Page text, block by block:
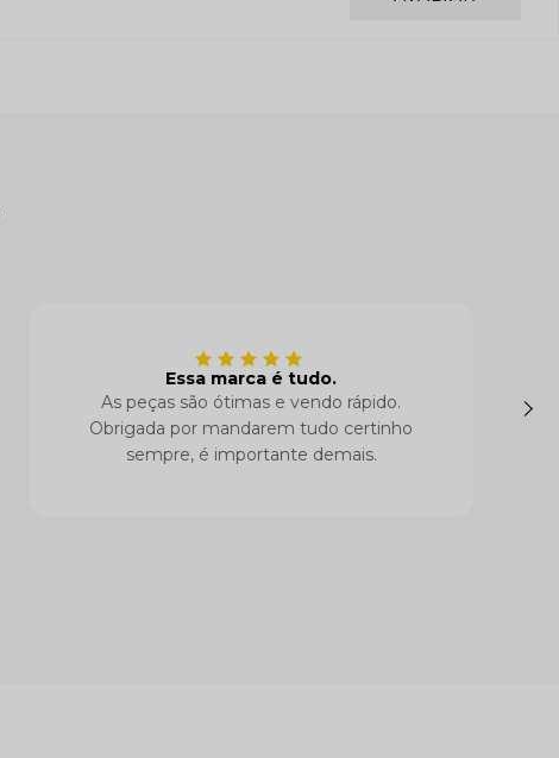
Essa marca é tudo.
As peças são ótimas e vendo rápido.
Obrigada por mandarem tudo certinho
sempre, é importante demais.